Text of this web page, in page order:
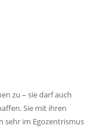
zu – sie darf auch
Sie mit ihren
sehr im Egozentrismus